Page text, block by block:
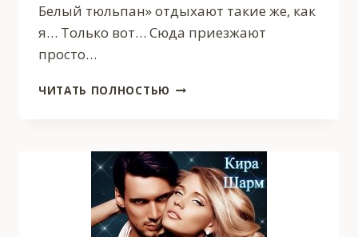
Белый тюльпан» отдыхают такие же, как
я… Только вот… Сюда приезжают
просто…
ЧИТАТЬ ПОЛНОСТЬЮ СЕКС